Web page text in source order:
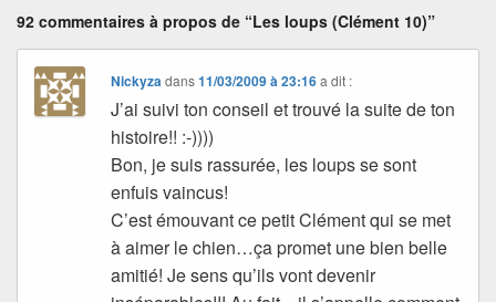
92 commentaires à propos de “Les loups (Clément 10)”
Nickyza dans11/03/2009 à 23:16 a dit :
J’ai suivi ton conseil et trouvé la suite de ton
histoire!! :-))))
Bon, je suis rassurée, les loups se sont
enfuis vaincus!
C’est émouvant ce petit Clément qui se met
à aimer le chien…ça promet une bien belle
amitié! Je sens qu’ils vont devenir